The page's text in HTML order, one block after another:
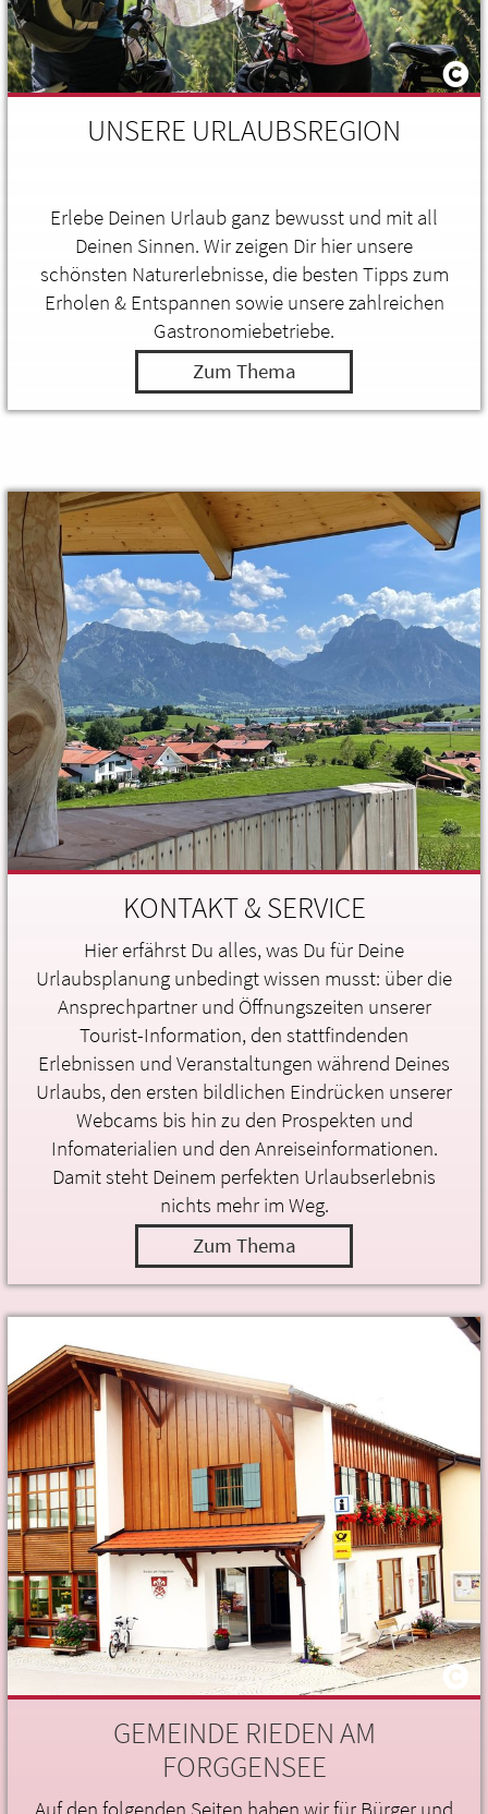
UNSERE URLAUBSREGION
Erlebe Deinen Urlaub ganz bewusst und mit all
Deinen Sinnen. Wir zeigen Dir hier unsere
schönsten Naturerlebnisse, die besten Tipps zum
Erholen & Entspannen sowie unsere zahlreichen
Gastronomiebetriebe.
Zum Thema
KONTAKT & SERVICE
Hier erfährst Du alles, was Du für Deine
Urlaubsplanung unbedingt wissen musst: über die
Ansprechpartner und Öffnungszeiten unserer
Tourist-Information, den stattfindenden
Erlebnissen und Veranstaltungen während Deines
Urlaubs, den ersten bildlichen Eindrücken unserer
Webcams bis hin zu den Prospekten und
Infomaterialien und den Anreiseinformationen.
Damit steht Deinem perfekten Urlaubserlebnis
nichts mehr im Weg.
Zum Thema
GEMEINDE RIEDEN AM
FORGGENSEE
Auf den folgenden Seiten haben wir für Bürger und